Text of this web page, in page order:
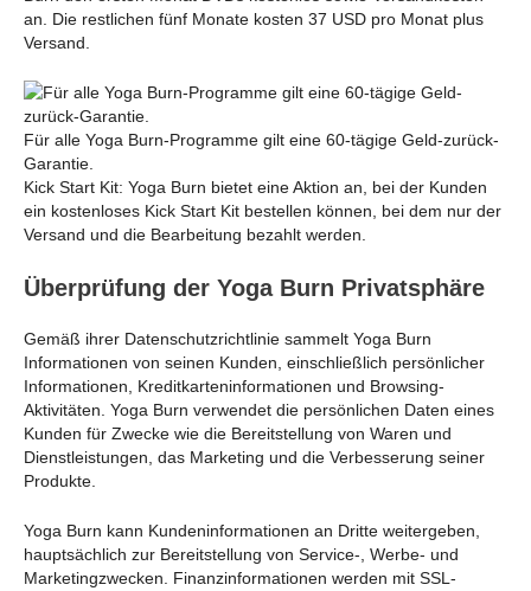
an. Die restlichen fünf Monate kosten 37 USD pro Monat plus
Versand.
Für alle Yoga Burn-Programme gilt eine 60-tägige Geld-zurück-
Garantie.
Kick Start Kit: Yoga Burn bietet eine Aktion an, bei der Kunden
ein kostenloses Kick Start Kit bestellen können, bei dem nur der
Versand und die Bearbeitung bezahlt werden.
Überprüfung der Yoga Burn Privatsphäre
Gemäß ihrer Datenschutzrichtlinie sammelt Yoga Burn
Informationen von seinen Kunden, einschließlich persönlicher
Informationen, Kreditkarteninformationen und Browsing-
Aktivitäten. Yoga Burn verwendet die persönlichen Daten eines
Kunden für Zwecke wie die Bereitstellung von Waren und
Dienstleistungen, das Marketing und die Verbesserung seiner
Produkte.
Yoga Burn kann Kundeninformationen an Dritte weitergeben,
hauptsächlich zur Bereitstellung von Service-, Werbe- und
Marketingzwecken. Finanzinformationen werden mit SSL-